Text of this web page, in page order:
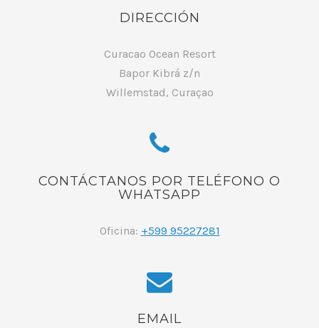
DIRECCIÓN
Curacao Ocean Resort
Bapor Kibrá z/n
Willemstad, Curaçao
CONTÁCTANOS POR TELÉFONO O
WHATSAPP
Oficina: +599 95227281
EMAIL